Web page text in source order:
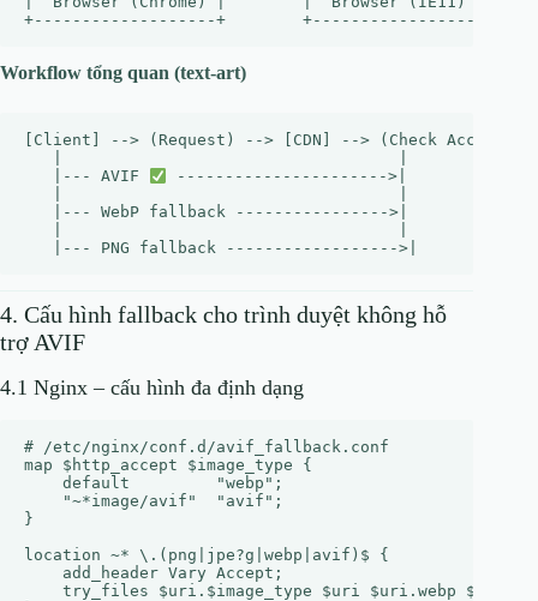
Workflow tổng quan (text‑art)
[Client] --> (Request) --> [CDN] --> (Check Accept
   |--- AVIF
---------------------->|
   |--- WebP fallback ---------------->|
4. Cấu hình fallback cho trình duyệt không hỗ
trợ AVIF
4.1 Nginx – cấu hình đa định dạng
# /etc/nginx/conf.d/avif_fallback.conf
map $http_accept $image_type {
    default         "webp";
    "~*image/avif"  "avif";
}
location ~* \.(png|jpe?g|webp|avif)$ {
    add_header Vary Accept;
try_files $uri.$image_type $uri $uri.webp